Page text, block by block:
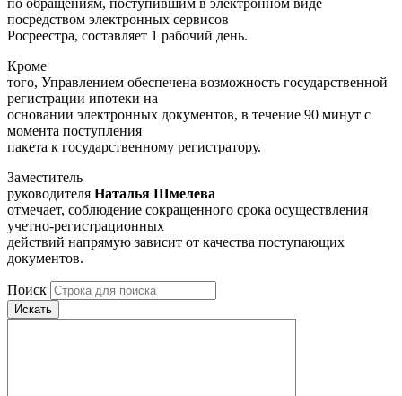
по обращениям, поступившим в электронном виде
посредством электронных сервисов
Росреестра, составляет 1 рабочий день.
Кроме
того, Управлением обеспечена возможность государственной
регистрации ипотеки на
основании электронных документов, в течение 90 минут с
момента поступления
пакета к государственному регистратору.
Заместитель
руководителя Наталья Шмелева
отмечает, соблюдение сокращенного срока осуществления
учетно-регистрационных
действий напрямую зависит от качества поступающих
документов.
Поиск
Искать